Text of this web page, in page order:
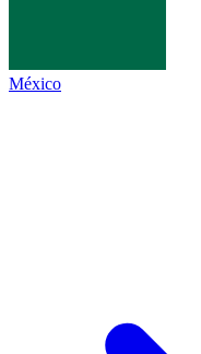
México